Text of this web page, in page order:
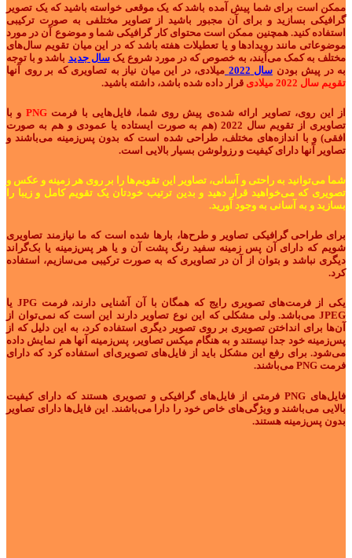
ممکن است برای شما پیش آمده باشد که یک موقعی خواسته باشید که یک تصویر
گرافیکی بسازید و برای آن مجبور باشید از تصاویر مختلفی به صورت ترکیبی
استفاده کنید. همچنین ممکن است محتوای کار گرافیکی شما و موضوع آن در مورد
موضوعاتی مانند رویدادها و یا تعطیلات هفته باشد که در این میان تقویم سال‌های
مختلف به کمک می‌آیند، به خصوص که در مورد شروع یکسال جدید باشد و با توجه
به در پیش بودن سال 2022
میلادی، در این میان نیاز به تصاویری که بر روی آنها
تقویم سال 2022 میلادی
قرار داده شده باشد، داشته باشید.
از این روی، تصاویر ارائه شده‌ی پیش روی شما، فایل‌هایی با فرمتPNG و با
تصاویری از تقویم سال 2022 (هم به صورت ایستاده یا عمودی و هم به صورت
افقی) و با اندازه‌های مختلف، طراحی شده است که بدون پس‌زمینه می‌باشند و
تصاویر آنها دارای کیفیت و رزولوشن بسیار بالایی است.
شما می‌توانید به راحتی و آسانی، تصاویر این تقویم‌ها را بر روی هر زمینه و عکس و
تصویری که می‌خواهید قرار دهید و بدین ترتیب خودتان یک تقویم کامل و زیبا را
بسازید و به آسانی به وجود آورید.
برای طراحی گرافیکی تصاویر و طرح‌ها، بارها شده است که ما نیازمند تصاویری
شویم که دارای آن پس زمینه سفید رنگ پشت آن و یا هر پس‌زمینه یا بک‌گراند
دیگری نباشد و بتوان از آن در تصاویری که به صورت ترکیبی می‌سازیم، استفاده
کرد.
یکی از فرمت‌های تصویری رایج که همگان با آن آشنایی دارند، فرمت JPG یا
JPEG می‌باشد. ولی مشکلی که این نوع تصاویر دارند این است که نمی‌توان از
آن‌ها برای انداختن تصویری بر روی تصویر دیگری استفاده کرد، به این دلیل که از
پس‌زمینه خود جدا نیستند و به هنگام میکس تصاویر، پس‌زمینه آنها هم نمایش داده
می‌شود. برای رفع این مشکل باید از فایل‌های تصویری‌ای استفاده کرد که دارای
فرمت PNG می‌باشند.
فایل‌های PNG فرمتی از فایل‌های گرافیکی و تصویری هستند که دارای کیفیت
بالایی می‌باشند و ویژگی‌های خاص خود را دارا می‌باشند. این فایل‌ها دارای تصاویر
بدون پس‌زمینه هستند.